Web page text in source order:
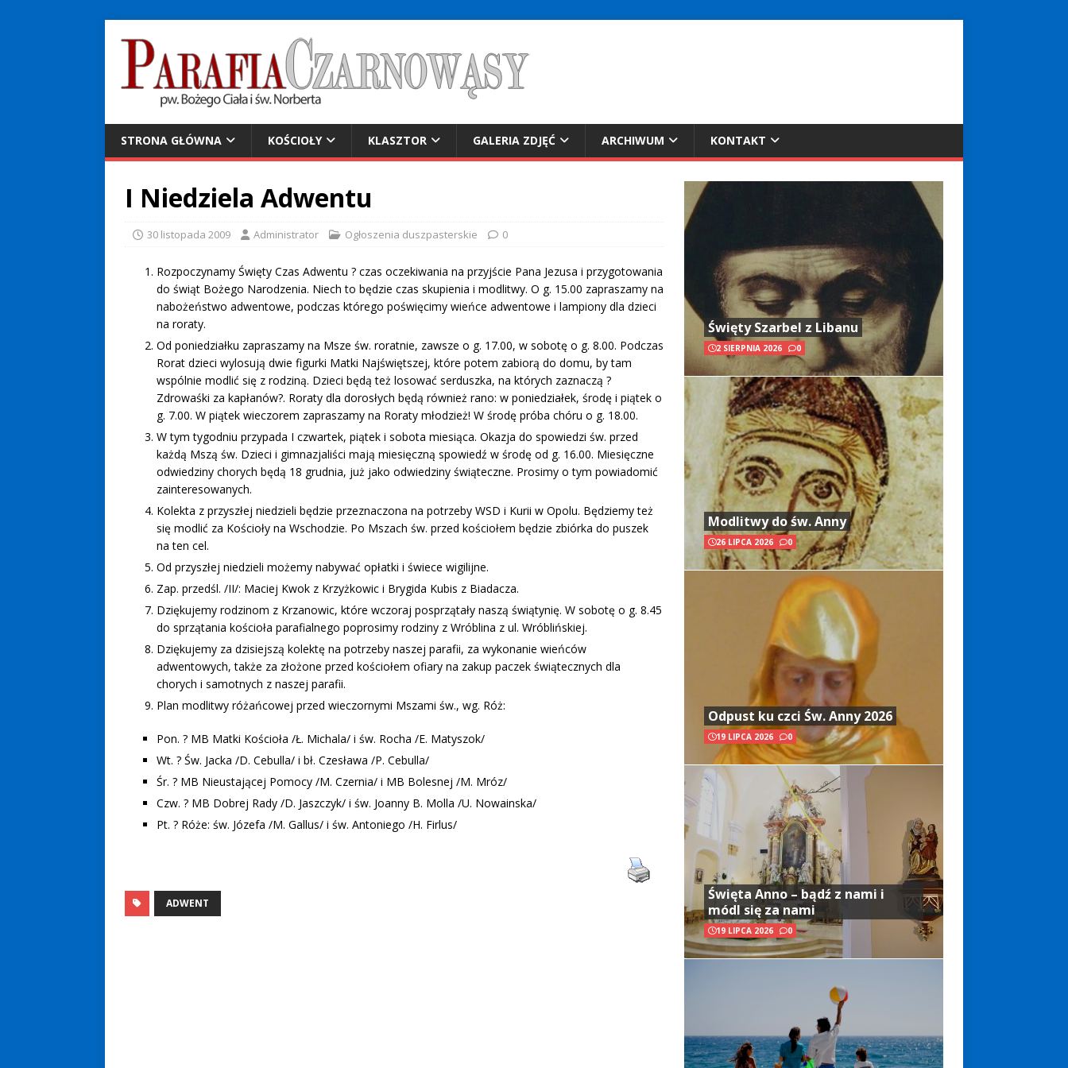
STRONA GŁÓWNA KOŚCIOŁY KLASZTOR GALERIA ZDJĘĆ ARCHIWUM KONTAKT
I Niedziela Adwentu
30 listopada 2009 Administrator Ogłoszenia duszpasterskie 0
Rozpoczynamy Święty Czas Adwentu ? czas oczekiwania na przyjście Pana Jezusa i przygotowania
do świąt Bożego Narodzenia. Niech to będzie czas skupienia i modlitwy. O g. 15.00 zapraszamy na
nabożeństwo adwentowe, podczas którego poświęcimy wieńce adwentowe i lampiony dla dzieci
na roraty.
Od poniedziałku zapraszamy na Msze św. roratnie, zawsze o g. 17.00, w sobotę o g. 8.00. Podczas
Rorat dzieci wylosują dwie figurki Matki Najświętszej, które potem zabiorą do domu, by tam
wspólnie modlić się z rodziną. Dzieci będą też losować serduszka, na których zaznaczą ?
Zdrowaśki za kapłanów?. Roraty dla dorosłych będą również rano: w poniedziałek, środę i piątek o
g. 7.00. W piątek wieczorem zapraszamy na Roraty młodzież! W środę próba chóru o g. 18.00.
W tym tygodniu przypada I czwartek, piątek i sobota miesiąca. Okazja do spowiedzi św. przed
każdą Mszą św. Dzieci i gimnazjaliści mają miesięczną spowiedź w środę od g. 16.00. Miesięczne
odwiedziny chorych będą 18 grudnia, już jako odwiedziny świąteczne. Prosimy o tym powiadomić
zainteresowanych.
Kolekta z przyszłej niedzieli będzie przeznaczona na potrzeby WSD i Kurii w Opolu. Będziemy też
się modlić za Kościoły na Wschodzie. Po Mszach św. przed kościołem będzie zbiórka do puszek
na ten cel.
Od przyszłej niedzieli możemy nabywać opłatki i świece wigilijne.
Zap. przedśl. /II/: Maciej Kwok z Krzyżkowic i Brygida Kubis z Biadacza.
Dziękujemy rodzinom z Krzanowic, które wczoraj posprzątały naszą świątynię. W sobotę o g. 8.45
do sprzątania kościoła parafialnego poprosimy rodziny z Wróblina z ul. Wróblińskiej.
Dziękujemy za dzisiejszą kolektę na potrzeby naszej parafii, za wykonanie wieńców
adwentowych, także za złożone przed kościołem ofiary na zakup paczek świątecznych dla
chorych i samotnych z naszej parafii.
Plan modlitwy różańcowej przed wieczornymi Mszami św., wg. Róż:
Pon. ? MB Matki Kościoła /Ł. Michala/ i św. Rocha /E. Matyszok/
Wt. ? Św. Jacka /D. Cebulla/ i bł. Czesława /P. Cebulla/
Śr. ? MB Nieustającej Pomocy /M. Czernia/ i MB Bolesnej /M. Mróz/
Czw. ? MB Dobrej Rady /D. Jaszczyk/ i św. Joanny B. Molla /U. Nowainska/
Pt. ? Róże: św. Józefa /M. Gallus/ i św. Antoniego /H. Firlus/
ADWENT
Święty Szarbel z Libanu
2 SIERPNIA 2026 0
Modlitwy do św. Anny
26 LIPCA 2026 0
Odpust ku czci Św. Anny 2026
19 LIPCA 2026 0
Święta Anno – bądź z nami i
módl się za nami
19 LIPCA 2026 0